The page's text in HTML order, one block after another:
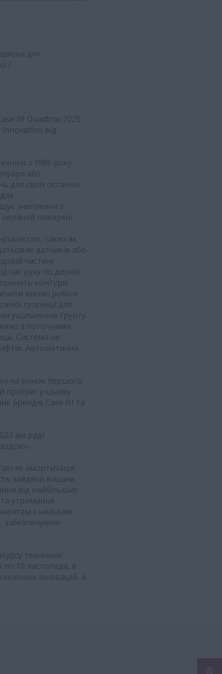
для
/
IH Quadtrac 2025
від
з 1986 року.
або
для своїх останніх
зчеплення з
поверхні.
сил, таких як
датчиків або
частині
час руху по дорозі.
контури
високі робочі
гусениці для
ущільнення ґрунту.
з поточними
Система не
Автоматична
на ринок першого
прогрес у цьому
брендів Case IH та
ми раді
як амортизація
завдяки вищим
від найбільших
утримання
з низьким
забезпечуючи
технічних
по 10 листопада, в
інновацій, а